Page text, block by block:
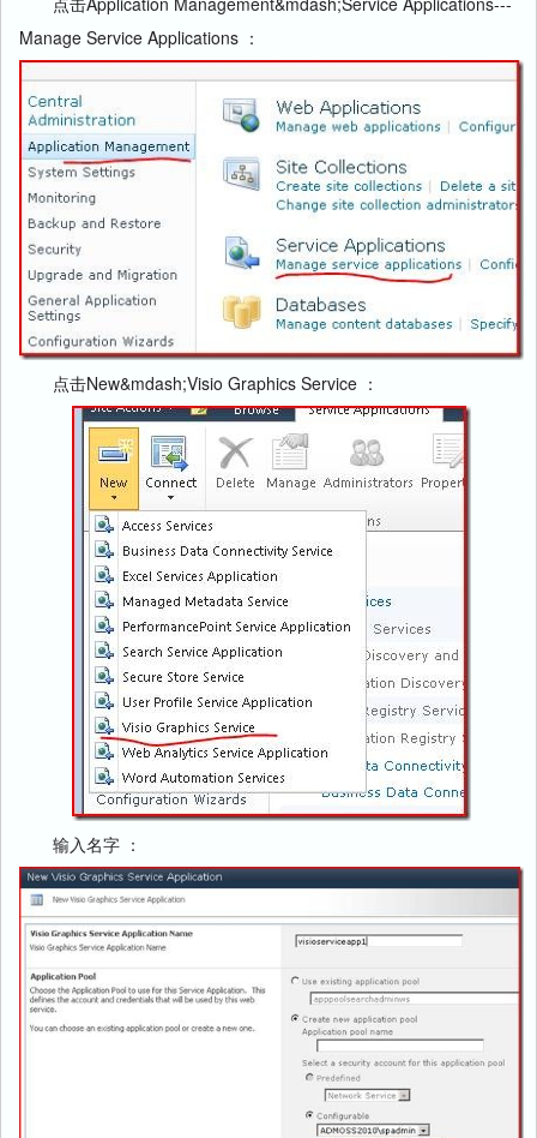
Manage Service Applications ：
点击New&mdash;Visio Graphics Service ：
输入名字 ：